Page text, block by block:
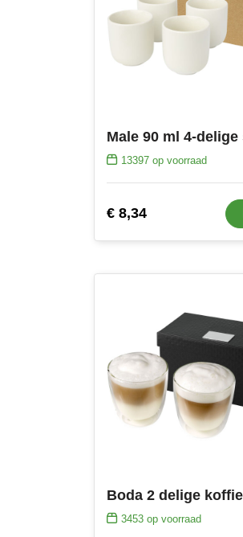
13397op voorraad
€ 8,34
3453op voorraad